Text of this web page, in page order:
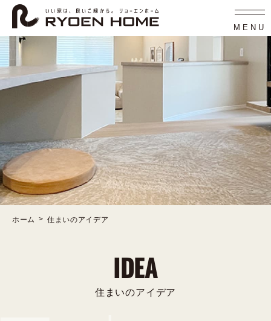
ン
ツ
へ
ス
キ
ッ
ー
シ
ョ
ン
に
移
MENU
ホーム 住まいのアイデア
IDEA
住まいのアイデア